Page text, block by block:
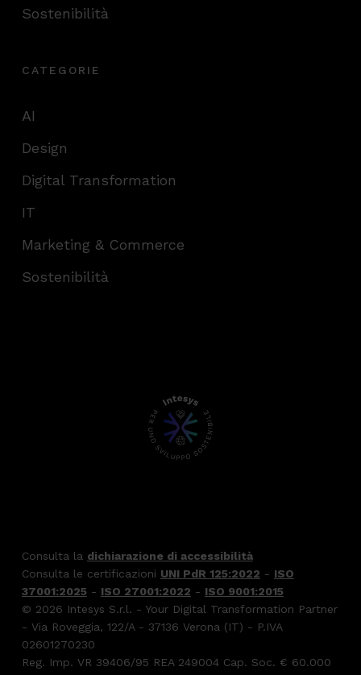
Sostenibilità
CATEGORIE
AI
Design
Digital Transformation
IT
Marketing & Commerce
Sostenibilità
Consulta la dichiarazione di accessibilità
Consulta le certificazioni UNI PdR 125:2022 - ISO
37001:2025 - ISO 27001:2022 - ISO 9001:2015
© 2026 Intesys S.r.l. - Your Digital Transformation Partner
- Via Roveggia, 122/A - 37136 Verona (IT) - P.IVA
02601270230
Reg. Imp. VR 39406/95 REA 249004 Cap. Soc. € 60.000